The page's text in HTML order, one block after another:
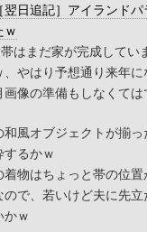
［翌日追記］アイランド
ｗ
はまだ家が完成して
、やはり予想通り来年に
画像の準備もしなくては
和風オブジェクトが揃
するかｗ
着物はちょっと帯の位
ので、若いけど夫に先
かｗ